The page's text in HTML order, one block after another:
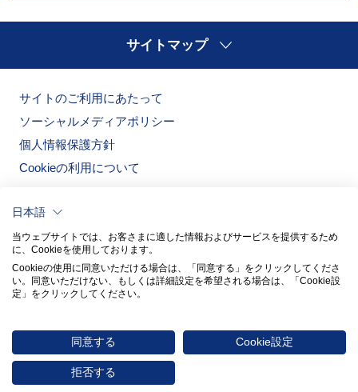
利用目的の達成に必要な範囲内において業務委託
先に提供する場合
法令に基づく場合
５．個人情報の共同利用に関して
ノリタケグループは、下記の内容において、ご本人
上記の利用目的の達成に必要かつ最小限の範囲にお
いて共同利用する場合があります。
共同利用の範囲
ご参照ください）
当該個人情報の管理責任者
サイトマップ
サイトのご利用にあたって
ソーシャルメディアポリシー
個人情報保護方針
Cookieの利用について
© 2026 NORITAKE CO., LIMITED
日本語
当ウェブサイトでは、お客さまに適した情報およびサービスを提供するため
に、Cookieを使用しております。
Cookieの使用に同意いただける場合は、「同意する」をクリックしてくださ
い。​同意いただけない、もしくは詳細設定を希望される場合は、「Cookie設
定」をクリックしてください。​
同意する Cookie設定
拒否する